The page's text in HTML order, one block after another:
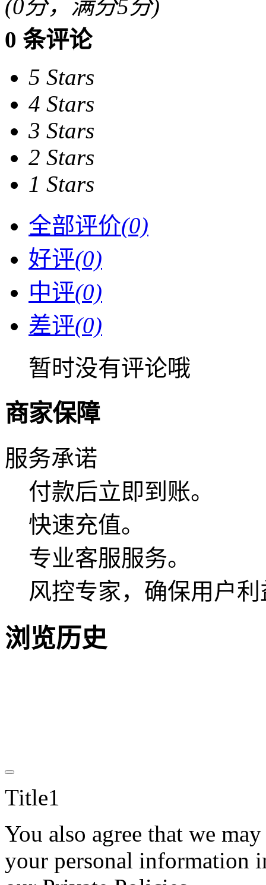
(0分，满分5分)
0 条评论
5 Stars
4 Stars
3 Stars
2 Stars
1 Stars
全部评价(0)
好评(0)
中评(0)
差评(0)
暂时没有评论哦
商家保障
服务承诺
付款后立即到账。
快速充值。
专业客服服务。
风控专家，确保用户利
浏览历史
Title1
You also agree that we
your personal information